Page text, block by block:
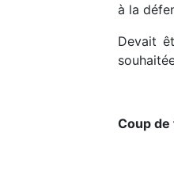
à la
Devait
Coup de